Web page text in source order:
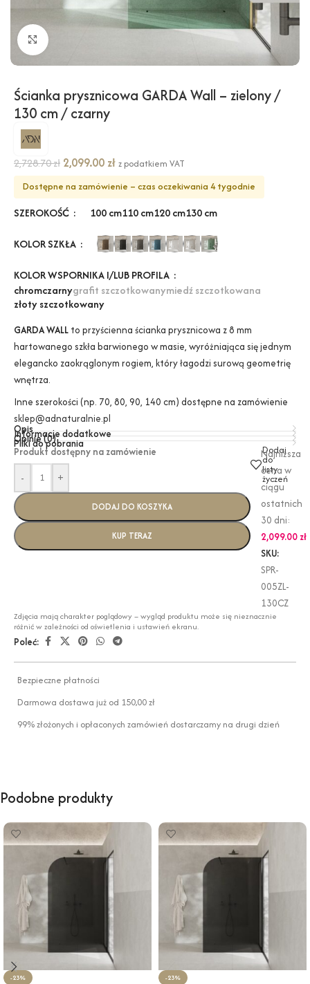
Kliknij, aby powiększyć
Ścianka prysznicowa GARDA Wall – zielony /
130 cm / czarny
2,728.70zł 2,099.00 zł z podatkiem VAT
Dostępne na zamówienie – czas oczekiwania 4 tygodnie
SZEROKOŚĆ 100 cm110 cm120 cm130 cm
KOLOR SZKŁA
KOLOR WSPORNIKA I/LUB PROFILA
chromczarnygrafit szczotkowanymiedź szczotkowana
złoty szczotkowany
GARDA WALL to przyścienna ścianka prysznicowa z 8 mm
hartowanego szkła barwionego w masie, wyróżniająca się jednym
elegancko zaokrąglonym rogiem, który łagodzi surową geometrię
wnętrza.
Inne szerokości (np. 70, 80, 90, 140 cm) dostępne na zamówienie
sklep@adnaturalnie.pl
Opis
Informacje dodatkowe
Opinie (0)
Pliki do pobrania
Produkt dostępny na zamówienie
-
+
DODAJ DO KOSZYKA
KUP TERAZ
Dodaj
do
listy
życzeń
Najniższa
cena w
ciągu
ostatnich
30 dni:
2,099.00 zł
SKU:
SPR-
005ZL-
130CZ
Zdjęcia mają charakter poglądowy – wygląd produktu może się nieznacznie
różnić w zależności od oświetlenia i ustawień ekranu.
Poleć:
Bezpieczne płatności
Darmowa dostawa już od 150,00 zł
99% złożonych i opłaconych zamówień dostarczamy na drugi dzień
Podobne produkty
-23% -23%